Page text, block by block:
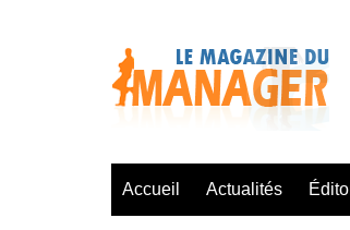
Accueil Actualités